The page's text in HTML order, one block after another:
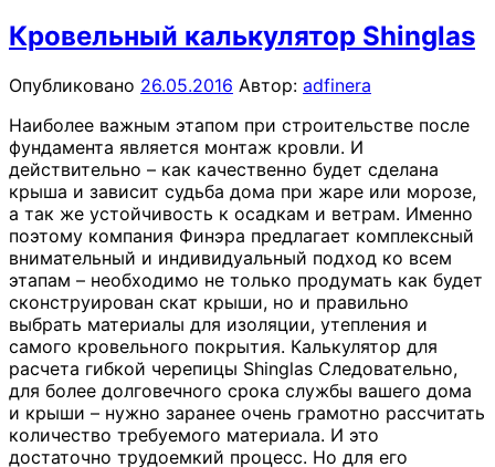
Кровельный калькулятор Shinglas
Опубликовано 26.05.2016 Автор: adfinera
Наиболее важным этапом при строительстве после
фундамента является монтаж кровли. И
действительно – как качественно будет сделана
крыша и зависит судьба дома при жаре или морозе,
а так же устойчивость к осадкам и ветрам. Именно
поэтому компания Финэра предлагает комплексный
внимательный и индивидуальный подход ко всем
этапам – необходимо не только продумать как будет
сконструирован скат крыши, но и правильно
выбрать материалы для изоляции, утепления и
самого кровельного покрытия. Калькулятор для
расчета гибкой черепицы Shinglas Следовательно,
для более долговечного срока службы вашего дома
и крыши – нужно заранее очень грамотно рассчитать
количество требуемого материала. И это
достаточно трудоемкий процесс. Но для его